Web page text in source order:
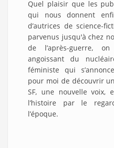
Quel plaisir que les
qui nous donnent
d’autrices de science-
parvenus jusqu'à chez
de l’après-guerre,
angoissant du
féministe qui
pour moi de découvrir
SF, une nouvelle voix,
l’histoire par le
l’époque.